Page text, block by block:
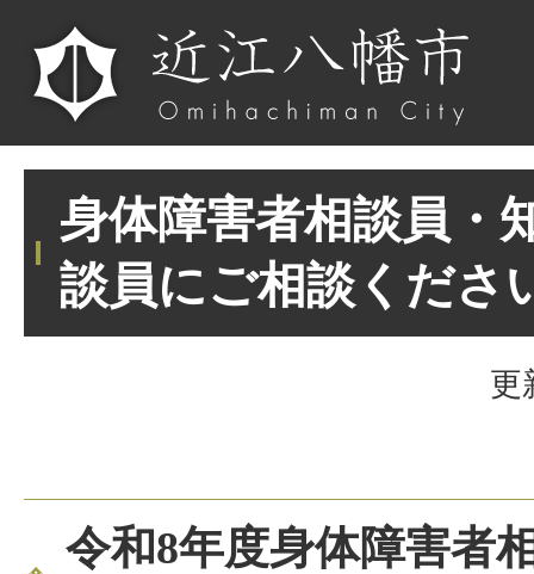
身体障害者相談員・
談員にご相談くださ
更
令和8年度身体障害者